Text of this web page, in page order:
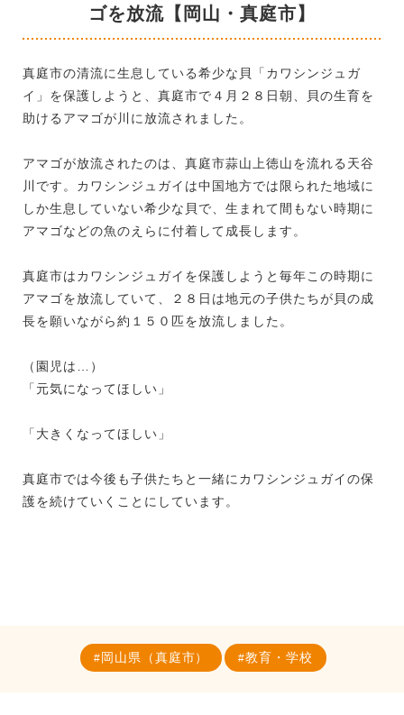
ゴを放流【岡山・真庭市】
真庭市の清流に生息している希少な貝「カワシンジュガ
イ」を保護しようと、真庭市で４月２８日朝、貝の生育を
助けるアマゴが川に放流されました。
アマゴが放流されたのは、真庭市蒜山上徳山を流れる天谷
川です。カワシンジュガイは中国地方では限られた地域に
しか生息していない希少な貝で、生まれて間もない時期に
アマゴなどの魚のえらに付着して成長します。
真庭市はカワシンジュガイを保護しようと毎年この時期に
アマゴを放流していて、２８日は地元の子供たちが貝の成
長を願いながら約１５０匹を放流しました。
（園児は…）
「元気になってほしい」
「大きくなってほしい」
真庭市では今後も子供たちと一緒にカワシンジュガイの保
護を続けていくことにしています。
岡山県（真庭市） 教育・学校